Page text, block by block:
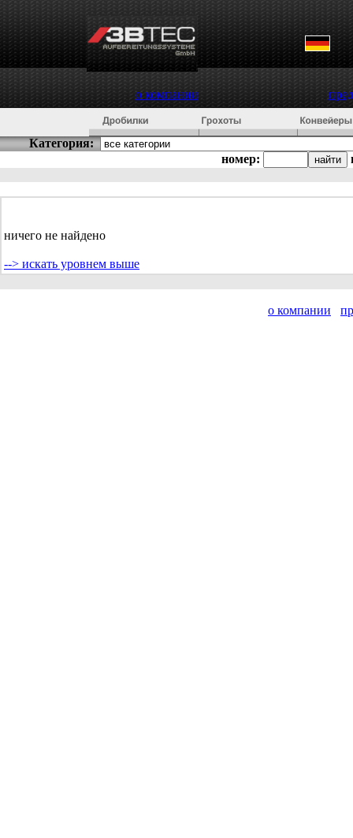
о компании
Категория:
номер:
ничего не найдено
--> искать уровнем выше
о компании